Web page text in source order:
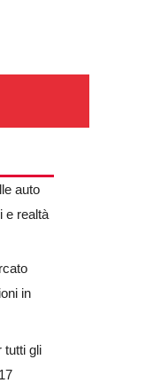
auto
e realtà
in
tutti gli